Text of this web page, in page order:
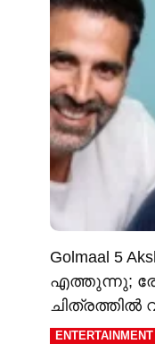
Golmaal 5
എത്തുന്നു;
ചിത്രത്തിൽ